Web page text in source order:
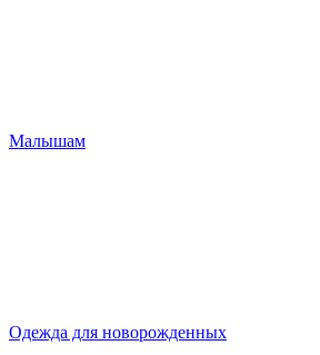
Малышам
Одежда для новорожденных